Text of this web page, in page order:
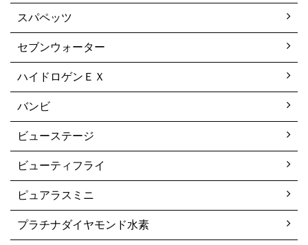
スパペッツ
セブンウォーター
ハイドロゲンＥＸ
バンビ
ビューステージ
ビューティフライ
ピュアラスミニ
プラチナダイヤモンド水素